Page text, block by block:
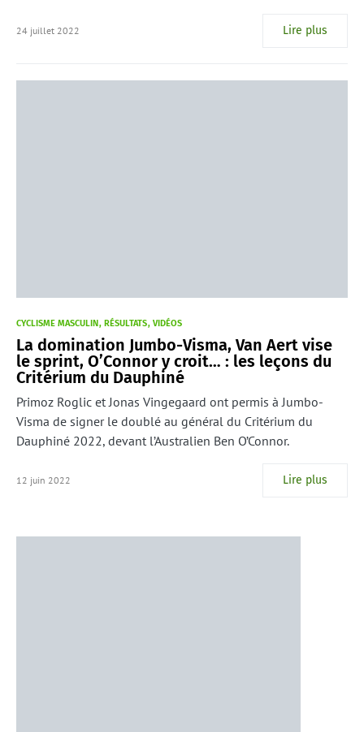
24 juillet 2022 Lire plus
CYCLISME MASCULIN RÉSULTATS VIDÉOS
La domination Jumbo-Visma, Van Aert vise
le sprint, O’Connor y croit… : les leçons du
Critérium du Dauphiné
Primoz Roglic et Jonas Vingegaard ont permis à Jumbo-
Visma de signer le doublé au général du Critérium du
Dauphiné 2022, devant l’Australien Ben O’Connor.
12 juin 2022 Lire plus